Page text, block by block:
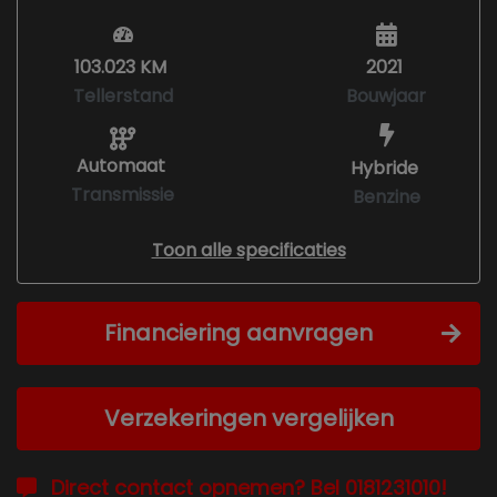
103.023 KM
Tellerstand
Automaat
Transmissie
2021
Bouwjaar
Hybride
Benzine
Toon alle specificaties
Financiering aanvragen
Verzekeringen vergelijken
Direct contact opnemen? Bel 0181231010!